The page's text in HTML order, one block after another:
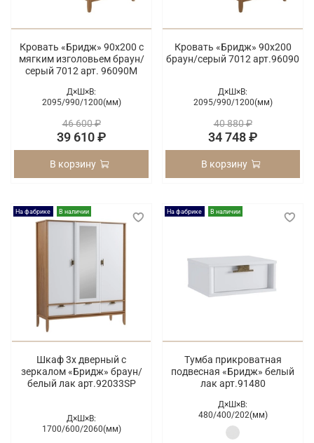
Кровать «Бридж» 90х200 с
мягким изголовьем браун/
серый 7012 арт. 96090М
Д×Ш×В:
2095/990/1200(мм)
46 600 ₽
39 610 ₽
В корзину
Кровать «Бридж» 90х200
браун/серый 7012 арт.96090
Д×Ш×В:
2095/990/1200(мм)
40 880 ₽
34 748 ₽
В корзину
На фабрике В наличии
Шкаф 3х дверный с
зеркалом «Бридж» браун/
белый лак арт.92033SP
Д×Ш×В:
1700/600/2060(мм)
На фабрике В наличии
Тумба прикроватная
подвесная «Бридж» белый
лак арт.91480
Д×Ш×В:
480/400/202(мм)